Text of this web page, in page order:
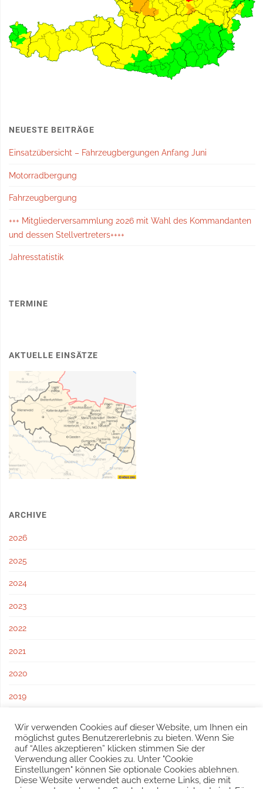
NEUESTE BEITRÄGE
Einsatzübersicht – Fahrzeugbergungen Anfang Juni
Motorradbergung
Fahrzeugbergung
+++ Mitgliederversammlung 2026 mit Wahl des Kommandanten
und dessen Stellvertreters++++
Jahresstatistik
TERMINE
AKTUELLE EINSÄTZE
ARCHIVE
2026
2025
2024
2023
2022
2021
2020
2019
2017
Wir verwenden Cookies auf dieser Website, um Ihnen ein
möglichst gutes Benutzererlebnis zu bieten. Wenn Sie
auf “Alles akzeptieren” klicken stimmen Sie der
Verwendung aller Cookies zu. Unter "Cookie
Einstellungen" können Sie optionale Cookies ablehnen.
Diese Website verwendet auch externe Links, die mit